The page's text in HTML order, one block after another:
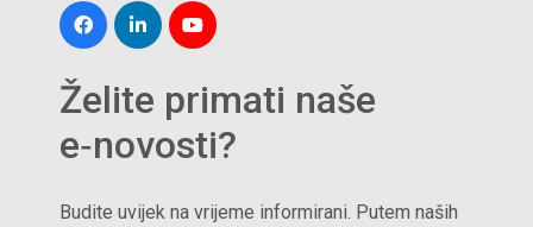
Želite primati naše
e‑novosti?
Budite uvijek na vrijeme informirani. Putem naših